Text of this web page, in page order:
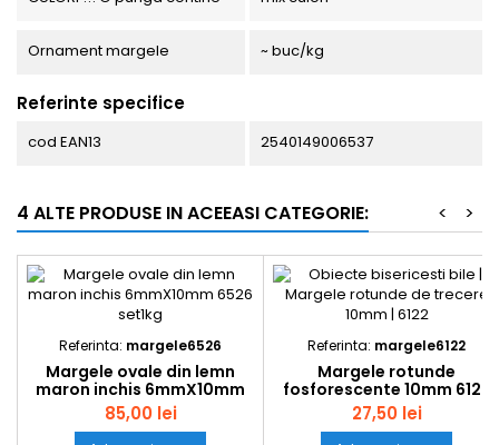
Ornament margele ~ buc/kg
Referinte specifice
cod EAN13 2540149006537
4 ALTE PRODUSE IN ACEEASI CATEGORIE: >
<
Referinta: margele6526
Margele ovale din lemn
maron inchis 6mmX10mm
6526 set1kg
85,00 lei
Referinta: margele6122
Margele rotunde
fosforescente 10mm 6122
set0.5kg
27,50 lei